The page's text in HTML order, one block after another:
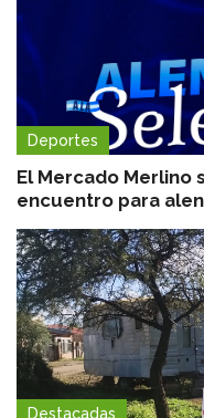
Deportes
El Mercado Merlino
encuentro para
Destacadas